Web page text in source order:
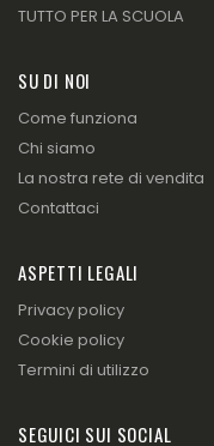
TUTTO PER LA SCUOLA
SU DI NOI
Come funziona
Chi siamo
La nostra rete di vendita
Contattaci
ASPETTI LEGALI
Privacy policy
Cookie policy
Termini di utilizzo
SEGUICI SUI SOCIAL